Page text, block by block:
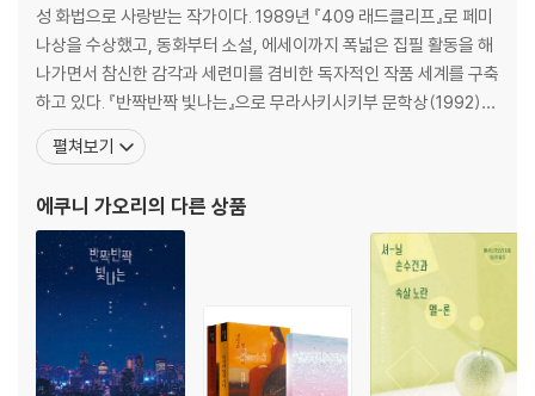
성 화법으로 사랑받는 작가이다. 1989년 『409 래드클리프』로 페미
나상을 수상했고, 동화부터 소설, 에세이까지 폭넓은 집필 활동을 해
나가면서 참신한 감각과 세련미를 겸비한 독자적인 작품 세계를 구축
하고 있다. 『반짝반짝 빛나는』으로 무라사키시키부 문학상(1992),
『나의 작은 새』로 로보노이시 문학상(1999), 『울 준비는 되어 있다』
로 나오키상(2004), 『잡동사니』로 시마세 연애문학상(2007), 『한
최고의 감성 작가로서 요시모토 바
펼쳐보기
에쿠니 가오리 의 다른 상품